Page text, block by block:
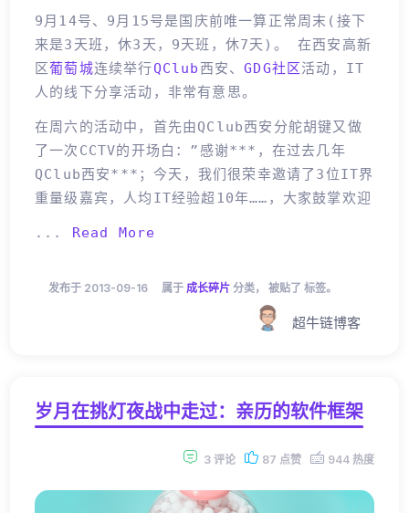
9月14号、9月15号是国庆前唯一算正常周末(接下
来是3天班，休3天，9天班，休7天)。 在西安高新
区葡萄城连续举行QClub 西安、GDG社区活动，IT
人的线下分享活动，非常有意思。
在周六的活动中，首先由QClub西安分舵胡键又做
了一次CCTV的开场白：”感谢***，在过去几年
QClub西安***；今天，我们很荣幸邀请了3位IT界
重量级嘉宾，人均IT经验超10年……，大家鼓掌欢迎
... Read More
发布于 2013-09-16 属于 成长碎片 分类， 被贴了 标签。
超牛链博客
岁月在挑灯夜战中走过：亲历的软件框架
3 评论 87 点赞 944 热度